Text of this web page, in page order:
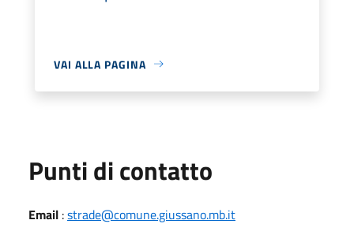
VAI ALLA PAGINA
Punti di contatto
Email :strade@comune.giussano.mb.it